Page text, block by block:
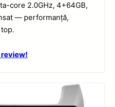
core 2.0GHz, 4+64GB,
— performanță,